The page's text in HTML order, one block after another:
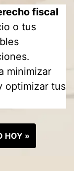
fiscal
o tus
minimizar
optimizar tus
HOY »